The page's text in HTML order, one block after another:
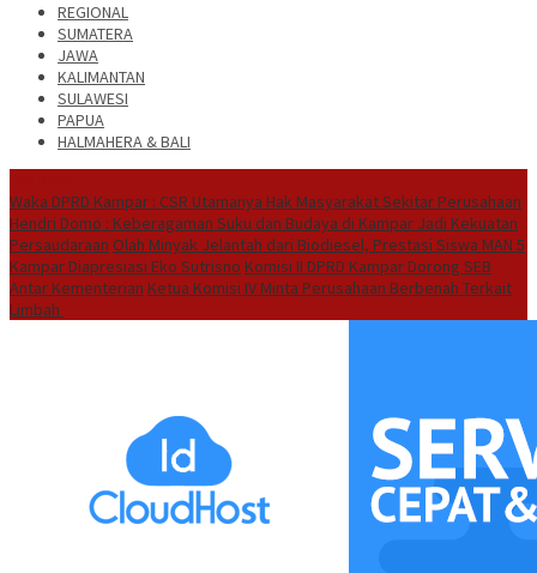
REGIONAL
SUMATERA
JAWA
KALIMANTAN
SULAWESI
PAPUA
HALMAHERA & BALI
Waka DPRD Kampar : CSR Utamanya Hak Masyarakat Sekitar Perusahaan
Hendri Domo : Keberagaman Suku dan Budaya di Kampar Jadi Kekuatan
Persaudaraan Olah Minyak Jelantah dari Biodiesel, Prestasi Siswa MAN 5
Kampar Diapresiasi Eko Sutrisno Komisi II DPRD Kampar Dorong SEB
Antar Kementerian Ketua Komisi IV Minta Perusahaan Berbenah Terkait
Limbah